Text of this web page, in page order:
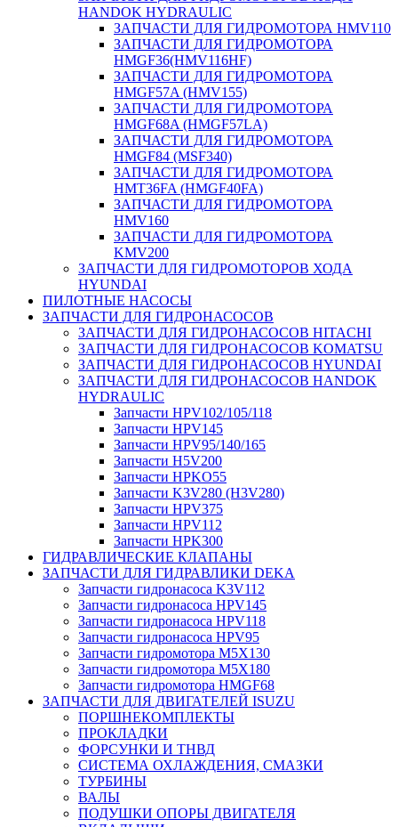
HANDOK HYDRAULIC
ЗАПЧАСТИ ДЛЯ ГИДРОМОТОРА HMV110
ЗАПЧАСТИ ДЛЯ ГИДРОМОТОРА
HMGF36(HMV116HF)
ЗАПЧАСТИ ДЛЯ ГИДРОМОТОРА
HMGF57A (HMV155)
ЗАПЧАСТИ ДЛЯ ГИДРОМОТОРА
HMGF68A (HMGF57LA)
ЗАПЧАСТИ ДЛЯ ГИДРОМОТОРА
HMGF84 (MSF340)
ЗАПЧАСТИ ДЛЯ ГИДРОМОТОРА
HMT36FA (HMGF40FA)
ЗАПЧАСТИ ДЛЯ ГИДРОМОТОРА
HMV160
ЗАПЧАСТИ ДЛЯ ГИДРОМОТОРА
KMV200
ЗАПЧАСТИ ДЛЯ ГИДРОМОТОРОВ ХОДА
HYUNDAI
ПИЛОТНЫЕ НАСОСЫ
ЗАПЧАСТИ ДЛЯ ГИДРОНАСОСОВ
ЗАПЧАСТИ ДЛЯ ГИДРОНАСОСОВ HITACHI
ЗАПЧАСТИ ДЛЯ ГИДРОНАСОСОВ KOMATSU
ЗАПЧАСТИ ДЛЯ ГИДРОНАСОСОВ HYUNDAI
ЗАПЧАСТИ ДЛЯ ГИДРОНАСОСОВ HANDOK
HYDRAULIC
Запчасти HPV102/105/118
Запчасти HPV145
Запчасти HPV95/140/165
Запчасти H5V200
Запчасти HPKO55
Запчасти K3V280 (H3V280)
Запчасти HPV375
Запчасти HPV112
Запчасти HPK300
ГИДРАВЛИЧЕСКИЕ КЛАПАНЫ
ЗАПЧАСТИ ДЛЯ ГИДРАВЛИКИ DEKA
Запчасти гидронасоса K3V112
Запчасти гидронасоса HPV145
Запчасти гидронасоса HPV118
Запчасти гидронасоса HPV95
Запчасти гидромотора M5X130
Запчасти гидромотора M5X180
Запчасти гидромотора HMGF68
ЗАПЧАСТИ ДЛЯ ДВИГАТЕЛЕЙ ISUZU
ПОРШНЕКОМПЛЕКТЫ
ПРОКЛАДКИ
ФОРСУНКИ И ТНВД
СИСТЕМА ОХЛАЖДЕНИЯ, СМАЗКИ
ТУРБИНЫ
ВАЛЫ
ПОДУШКИ ОПОРЫ ДВИГАТЕЛЯ